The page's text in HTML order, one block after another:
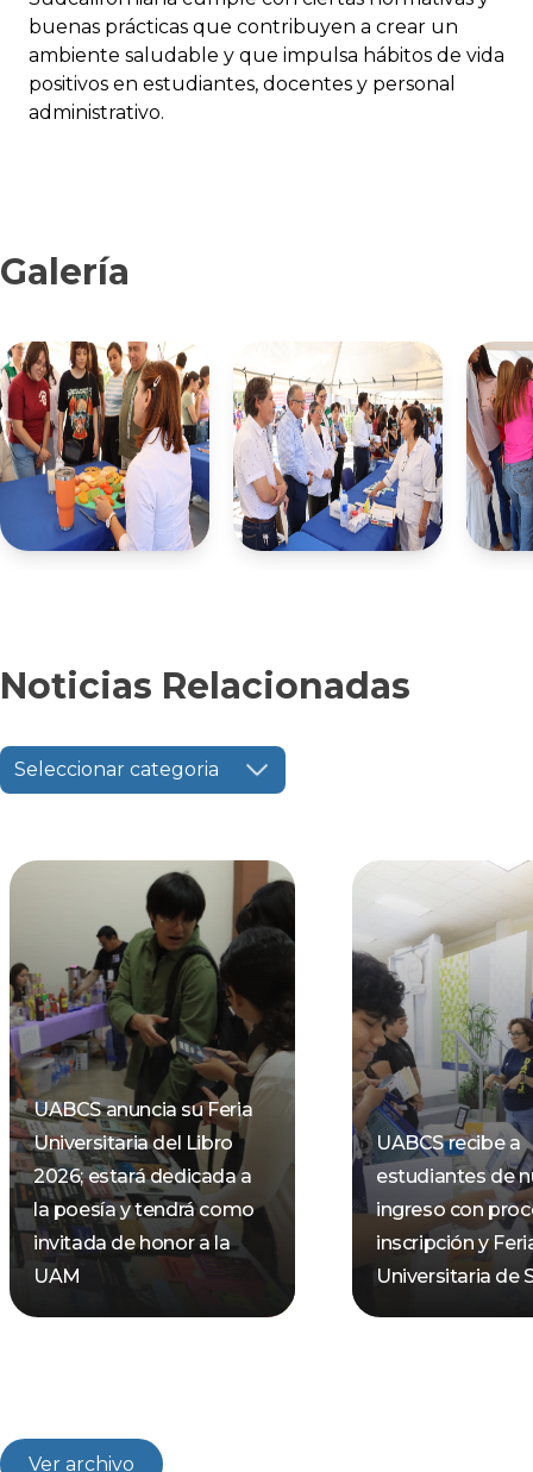
buenas prácticas que contribuyen a crear un
ambiente saludable y que impulsa hábitos de vida
positivos en estudiantes, docentes y personal
administrativo.
Galería
Noticias Relacionadas
Seleccionar categoria
UABCS anuncia su Feria
Universitaria del Libro
2026; estará dedicada a
la poesía y tendrá como
invitada de honor a la
UAM
UABCS recibe a
estudiantes de
ingreso con
inscripción y
Universitaria de
Ver archivo